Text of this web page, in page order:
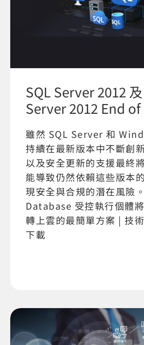
SQL Server 2012
Server 2012 End
雖然 SQL Server 和
持續在最新版本中不斷創
以及安全更新的支援最終
能導致仍然依賴這些版本
現安全與合規的潛在風險
Database 受控執行個體
轉上雲的最簡單方案 | 技
下載